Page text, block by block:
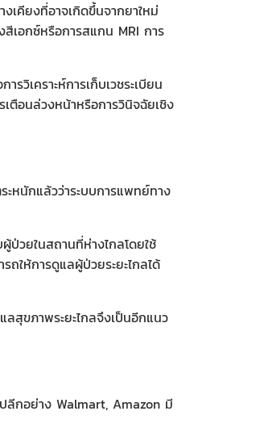
เคียงที่อาจเกิดขึ้นจากยาใหม่
เอกซ์หรือการสแกน MRI การ
วิเคราะห์การเก็บเวชระเบียน
ตือนล่วงหน้าหรือการวินิจฉัยเชิง
ะหนักแล้วว่าระบบการแพทย์ทาง
วยในสถานที่ห่างไกลโดยใช้
ถให้การดูแลผู้ป่วยระยะไกลได้
สุขภาพระยะไกลจึงเป็นอีกแนว
ลีกอย่าง Walmart, Amazon มี